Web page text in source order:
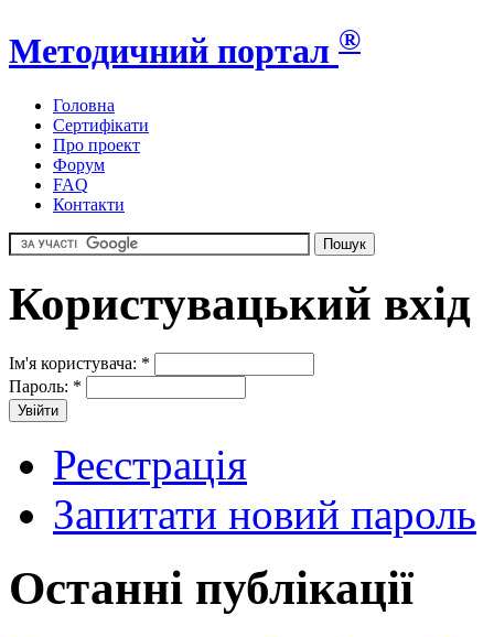
Методичний портал ®
Головна
Сертифікати
Про проект
Форум
FAQ
Контакти
Користувацький вхід
Ім'я користувача: *
Пароль: *
Реєстрація
Запитати новий пароль
Останні публікації